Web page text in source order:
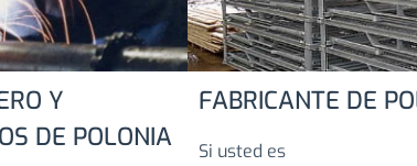
Y
DE POLONIA
FABRICANTE DE
Si usted es